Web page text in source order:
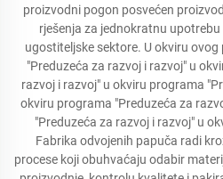
proizvodni pogon posvećen
rješenja za jednokratnu
ugostiteljske sektore. U okviru
"Preduzeća za razvoj i razvoj" u
razvoj i razvoj" u okviru programa
okviru programa "Preduzeća za
"Preduzeća za razvoj i razvoj" u
Fabrika odvojenih papuča radi
procese koji obuhvaćaju odabir